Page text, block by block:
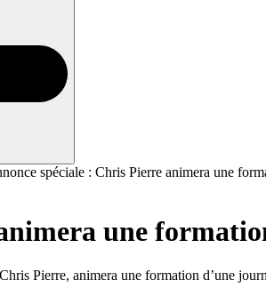
spéciale : Chris Pierre animera une
une
Pierre, animera une formation d’une